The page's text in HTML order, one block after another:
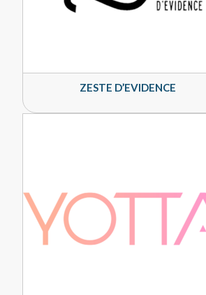
ZESTE D’EVIDENCE